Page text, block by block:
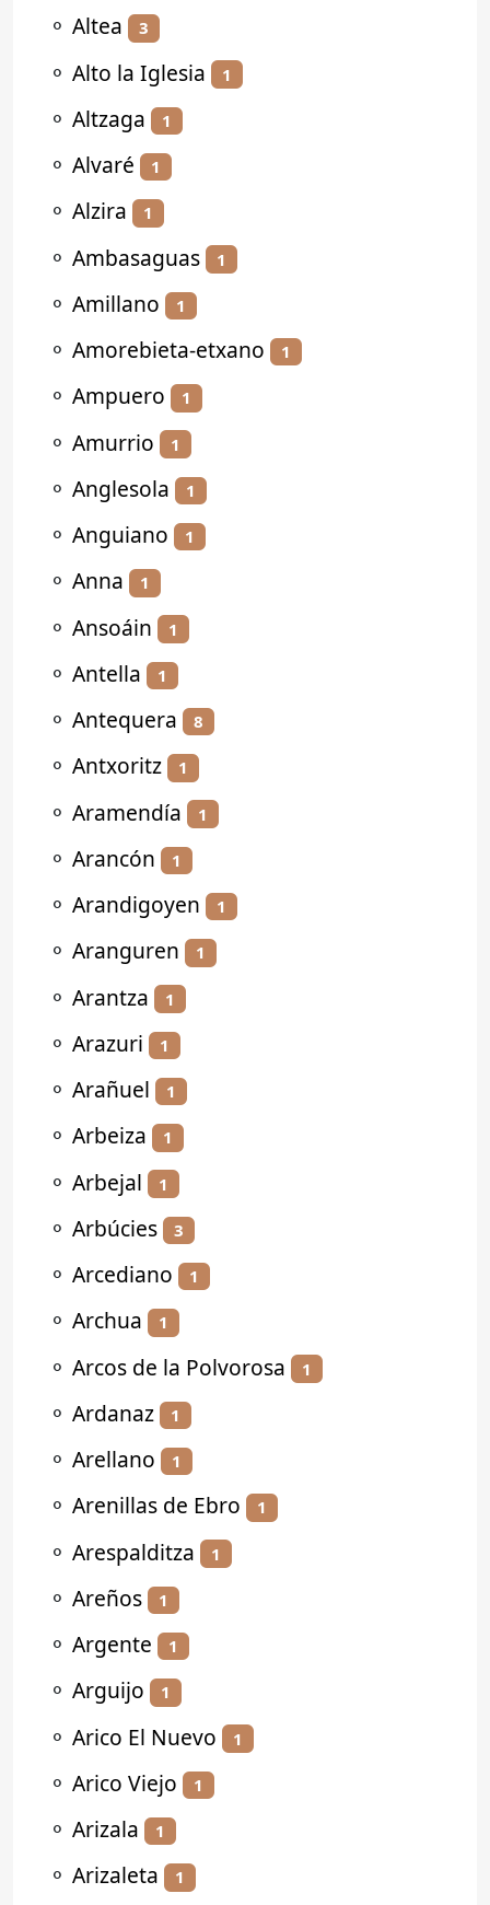
⚬ Altea 3
⚬ Alto la Iglesia 1
⚬ Altzaga 1
⚬ Alvaré 1
⚬ Alzira 1
⚬ Ambasaguas 1
⚬ Amillano 1
⚬ Amorebieta-etxano 1
⚬ Ampuero 1
⚬ Amurrio 1
⚬ Anglesola 1
⚬ Anguiano 1
⚬ Anna 1
⚬ Ansoáin 1
⚬ Antella 1
⚬ Antequera 8
⚬ Antxoritz 1
⚬ Aramendía 1
⚬ Arancón 1
⚬ Arandigoyen 1
⚬ Aranguren 1
⚬ Arantza 1
⚬ Arazuri 1
⚬ Arañuel 1
⚬ Arbeiza 1
⚬ Arbejal 1
⚬ Arbúcies 3
⚬ Arcediano 1
⚬ Archua 1
⚬ Arcos de la Polvorosa 1
⚬ Ardanaz 1
⚬ Arellano 1
⚬ Arenillas de Ebro 1
⚬ Arespalditza 1
⚬ Areños 1
⚬ Argente 1
⚬ Arguijo 1
⚬ Arico El Nuevo 1
⚬ Arico Viejo 1
⚬ Arizala 1
⚬ Arizaleta 1